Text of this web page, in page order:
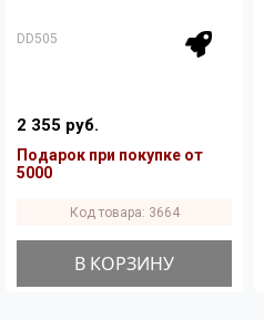
DD505
2 355 руб.
Подарок при покупке от
5000
Код товара: 3664
В КОРЗИНУ